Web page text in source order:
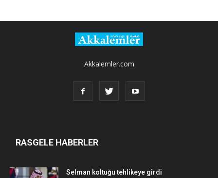
Akkalemler.com
RASGELE HABERLER
Selman koltuğu tehlikeye girdi